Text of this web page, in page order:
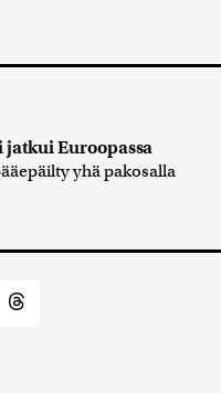
Euroopassa
yhä pakosalla